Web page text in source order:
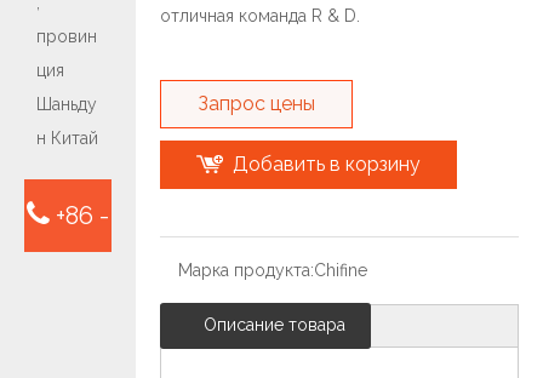
провин
ция
Шаньду
н Китай
+86 -
отличная команда R & D.
Запрос цены
Добавить в корзину
Марка продукта:Chifine
Описание товара